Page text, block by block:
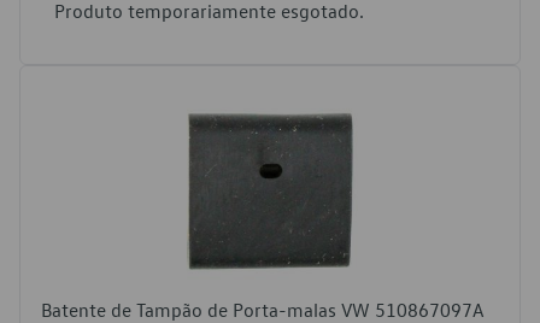
Produto temporariamente esgotado.
Batente de Tampão de Porta-malas VW 510867097A